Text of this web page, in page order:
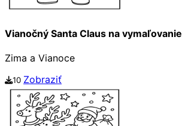
Vianočný Santa Claus na vymaľovanie
Zima a Vianoce
10 Zobraziť